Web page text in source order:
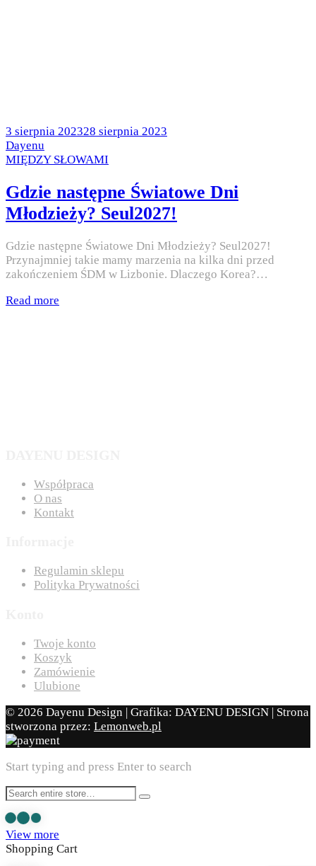
Posted
on
3 sierpnia 202328 sierpnia 2023
by
Dayenu
Posted
MIĘDZY SŁOWAMI
Gdzie następne Światowe Dni
Młodzieży? Seul2027!
Gdzie następne Światowe Dni Młodzieży? Seul2027!
Przynajmniej takie mamy marzenia na kilka dni przed
zakończeniem ŚDM w Lizbonie. Dlaczego Korea?…
Read more
Współpraca
O nas
Kontakt
Regulamin sklepu
Polityka Prywatności
Twoje konto
Koszyk
Zamówienie
Ulubione
© 2026 Dayenu Design | Grafika: DAYENU DESIGN | Strona
stworzona przez: Lemonweb.pl
Start typing and press Enter to search
View more
Shopping Cart